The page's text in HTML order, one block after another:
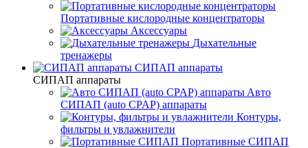
Портативные кислородные концентраторы
Аксессуары
Дыхательные
тренажеры
СИПАП аппараты
СИПАП аппараты
Aвто
СИПАП (auto CPAP) аппараты
Контуры,
фильтры и увлажнители
Портативные СИПАП